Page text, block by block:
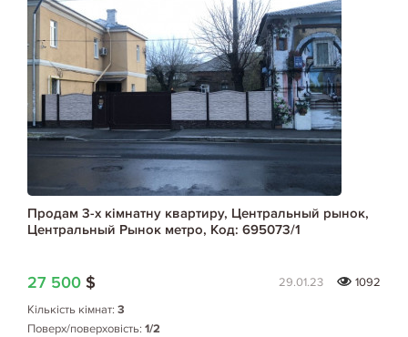
Продам 3-х кімнатну квартиру, Центральный рынок,
Центральный Рынок метро, Код: 695073/1
27 500 $ 29.01.23
1092
Кількість кімнат: 3
Поверх/поверховість: 1/2